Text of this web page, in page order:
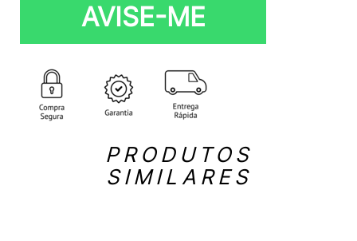
AVISE-ME
PRODUTOS
SIMILARES